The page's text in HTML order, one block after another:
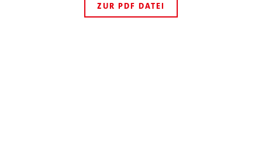
ZUR PDF DATEI